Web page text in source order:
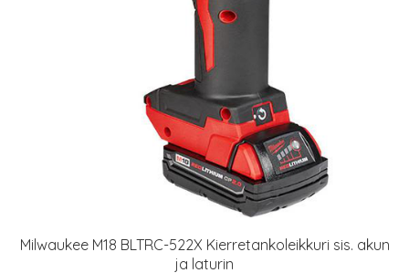
Milwaukee M18 BLTRC-522X Kierretankoleikkuri sis. akun
ja laturin